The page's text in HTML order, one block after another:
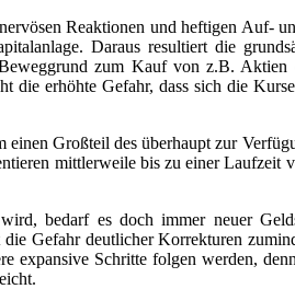
Reaktionen und heftigen Auf-
Daraus resultiert die
zum Kauf von z.B.
erhöhte Gefahr, dass sich die
Großteil des überhaupt zur
mittlerweile bis zu einer Laufzeit
bedarf es doch immer neuer
Gefahr deutlicher Korrekturen
expansive Schritte folgen werden,